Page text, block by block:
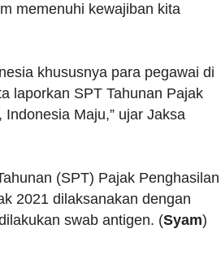
memenuhi kewajiban kita
khususnya para pegawai di
laporkan SPT Tahunan Pajak
Maju,” ujar Jaksa
(SPT) Pajak Penghasilan
2021 dilaksanakan dengan
swab antigen. (Syam)